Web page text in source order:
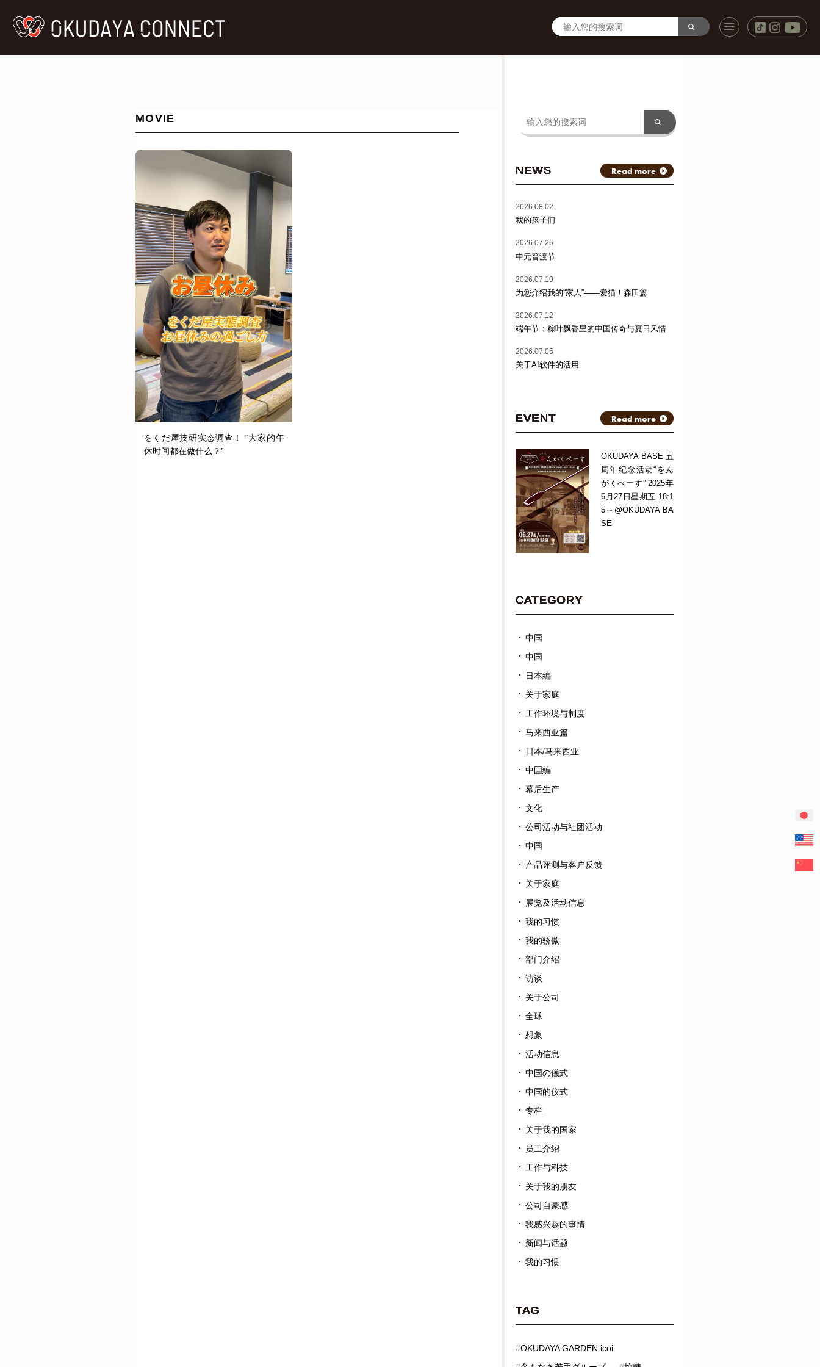
MOVIE
をくだ屋技研实态调查！ “大家的午
休时间都在做什么？”
NEWS Read more
2026.08.02
我的孩子们
2026.07.26
中元普渡节
2026.07.19
为您介绍我的“家人”——爱猫！森田篇
2026.07.12
端午节：粽叶飘香里的中国传奇与夏日风情
2026.07.05
关于AI软件的活用
EVENT Read more
OKUDAYA BASE 五
周年纪念活动“をん
がくべーす” 2025年
6月27日星期五 18:1
5～@OKUDAYA BA
SE
CATEGORY
中国
中国
日本編
关于家庭
工作环境与制度
马来西亚篇
日本/马来西亚
中国編
幕后生产
文化
公司活动与社团活动
中国
产品评测与客户反馈
关于家庭
展览及活动信息
我的习惯
我的骄傲
部门介绍
访谈
关于公司
全球
想象
活动信息
中国の儀式
中国的仪式
专栏
关于我的国家
员工介绍
工作与科技
关于我的朋友
公司自豪感
我感兴趣的事情
新闻与话题
我的习惯
TAG
#OKUDAYA GARDEN icoi